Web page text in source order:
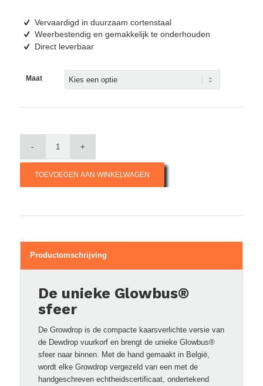
Vervaardigd in duurzaam cortenstaal
Weerbestendig en gemakkelijk te onderhouden
Direct leverbaar
Maat
TOEVOEGEN AAN WINKELWAGEN
Productomschrijving
De unieke Glowbus®
sfeer
De Growdrop is de compacte kaarsverlichte versie van
de Dewdrop vuurkorf en brengt de unieke Glowbus®
sfeer naar binnen. Met de hand gemaakt in België,
wordt elke Growdrop vergezeld van een met de
handgeschreven echtheidscertificaat, ondertekend